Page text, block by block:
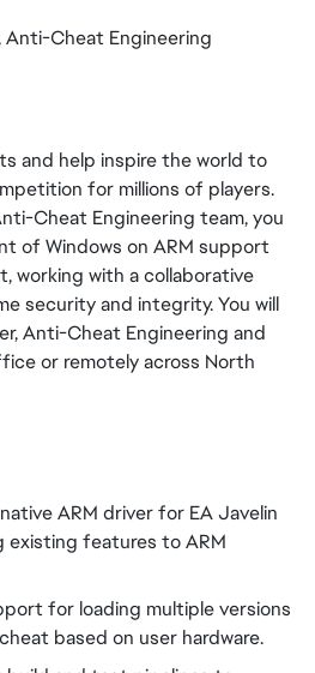
Anti-Cheat Engineering
and help inspire the world to
for millions of players.
Cheat Engineering team, you
of Windows on ARM support
working with a collaborative
security and integrity. You will
Anti-Cheat Engineering and
or remotely across North
ARM driver for EA Javelin
features to ARM
for loading multiple versions
based on user hardware.